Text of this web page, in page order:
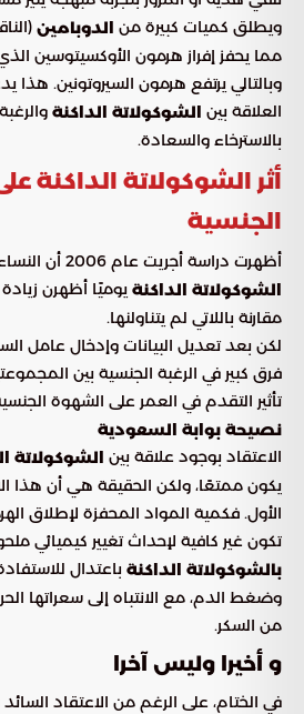
ويطلق كميات كبيرة من الدوبامين
مما يحفز إفراز هرمون الأوكسيتوسين
وبالتالي يرتفع هرمون السيروتونين. هذا
العلاقة بين الشوكولاتة الداكنة
بالاسترخاء والسعادة.
أثر الشوكولاتة الداكنة
الجنسية
أظهرت دراسة أجريت عام 2006 أن النساء اللاتي تناولن
الشوكولاتة الداكنة يوميًا أظهرن
مقارنة باللاتي لم يتناولنها.
لكن بعد تعديل البيانات وإدخال عامل
فرق كبير في الرغبة الجنسية بين
تأثير التقدم في العمر على الشهوة
نصيحة بوابة السعودية
الاعتقاد بوجود علاقة بين الشوكولاتة
يكون ممتعًا، ولكن الحقيقة هي أن هذا
الأول. فكمية المواد المحفزة لإطلاق
تكون غير كافية لإحداث تغيير كيميائي
بالشوكولاتة الداكنة باعتدال
وضغط الدم، مع الانتباه إلى سعراتها
من السكر.
و أخيرا وليس آخرا
في الختام، على الرغم من الاعتقاد السائد